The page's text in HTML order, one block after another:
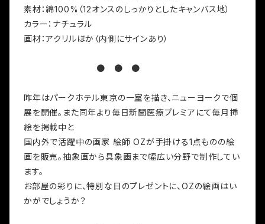
素材：綿100%（12オンスのしっかりとしたキャンバス地）
カラー：ナチュラル
画材：アクリルほか（内側にサインあり）
● ● ●
昨年はパークホテル東京の一室を描き、ニューヨークで個
展を開催。また同年より毎日新聞医療プレミアにて毎月挿
絵を掲載中と
国内外で活躍中の画家 絵師 OZが手掛ける1点ものの絵
画を販売。抽象画から具象画まで幅広い分野で制作してい
ます。
お部屋の彩りに、特別な日のプレゼントに、OZの絵画はい
かがでしょうか？